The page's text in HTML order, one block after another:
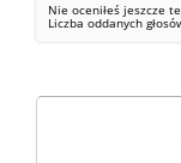
Nie oceniłeś jeszcze
Liczba oddanych